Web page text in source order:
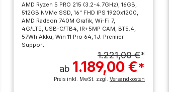
AMD Ryzen 5 PRO 215 (3.2-4.7GHz), 16GB,
512GB NVMe SSD, 16" FHD IPS 1920x1200,
AMD Radeon 740M Grafik, Wi-Fi 7,
4G/LTE, USB-C/TB4, IR+5MP CAM, BT5.4,
57Wh Akku, Win 11 Pro 64, 1J. Premier
Support
1.221,00 €*
ab 1.189,00 €*
Preis inkl. MwSt. zzgl. Versandkosten